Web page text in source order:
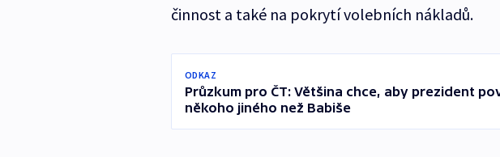
činnost a také na pokrytí volebních nákladů.
ODKAZ
Průzkum pro ČT: Většina chce, aby prezident
někoho jiného než Babiše